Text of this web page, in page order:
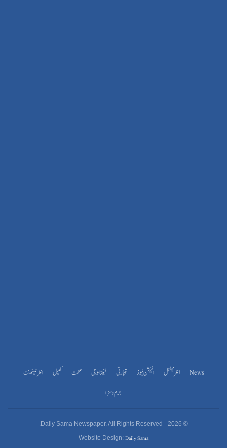
News انٹرنیشنل الیکشن نیوز تجارتی ٹیکنالوجی صحت کھیل
انٹرٹینمنٹ
جرم و سزا
© 2026 - Daily Sama Newspaper. All Rights Reserved.
Website Design: Daily Sama